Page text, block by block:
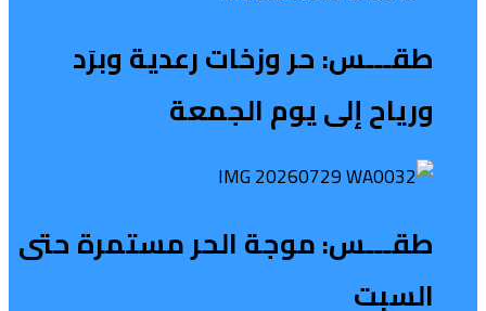
طقـــس: حر وزخات رعدية وبرَد
ورياح إلى يوم الجمعة
طقـــس: موجة الحر مستمرة حتى
السبت